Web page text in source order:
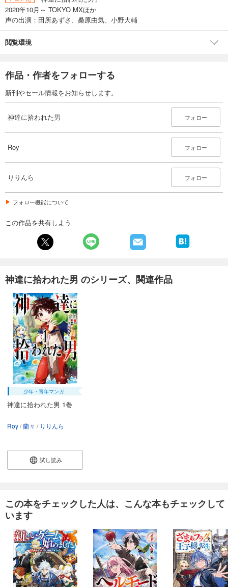
2020年10月～ TOKYO MXほか
声の出演：田所あずさ、桑原由気、小野大輔
閲覧環境
作品・作者をフォローする
新刊やセール情報をお知らせします。
神達に拾われた男 フォロー
Roy フォロー
りりんら フォロー
フォロー機能について
この作品を共有しよう
神達に拾われた男 のシリーズ、関連作品
少年・青年マンガ
神達に拾われた男 1巻
Roy 蘭々 りりんら
試し読み
この本をチェックした人は、こんな本もチェックして
います